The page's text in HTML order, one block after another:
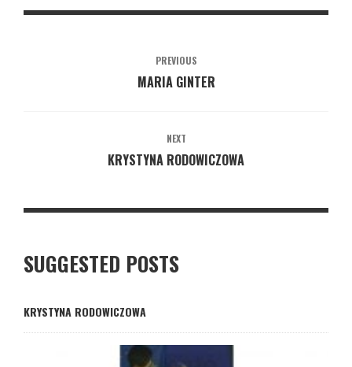
PREVIOUS
MARIA GINTER
NEXT
KRYSTYNA RODOWICZOWA
SUGGESTED POSTS
KRYSTYNA RODOWICZOWA